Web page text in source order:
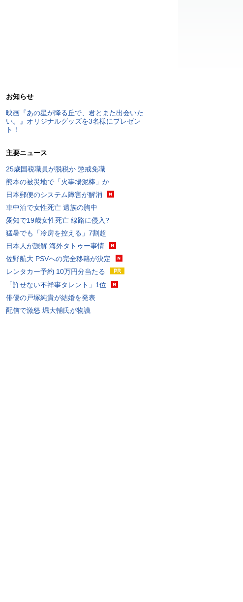
お知らせ
映画『あの星が降る丘で、君とまた出会いた
い。』オリジナルグッズを3名様にプレゼン
ト！
主要ニュース
25歳国税職員が脱税か 懲戒免職
熊本の被災地で「火事場泥棒」か
日本郵便のシステム障害が解消
車中泊で女性死亡 遺族の胸中
愛知で19歳女性死亡 線路に侵入?
猛暑でも「冷房を控える」7割超
日本人が誤解 海外タトゥー事情
佐野航大 PSVへの完全移籍が決定
レンタカー予約 10万円分当たる
「許せない不祥事タレント」1位
俳優の戸塚純貴が結婚を発表
配信で激怒 堀大輔氏が物議